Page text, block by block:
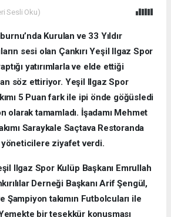
Sesli Oku)
Kurulan ve 33 Yıldır
sesi olan Çankırı Yeşil Ilgaz Spor
yatırımlarla ve elde ettiği
söz ettiriyor. Yeşil Ilgaz Spor
5 Puan fark ile ipi önde göğüsledi
olarak tamamladı. İşadamı Mehmet
Saraykale Saçtava Restoranda
yöneticilere ziyafet verdi.
Ilgaz Spor Kulüp Başkanı Emrullah
Derneği Başkanı Arif Şengül,
Şampiyon takımın Futbolcuları ile
bir teşekkür konuşması